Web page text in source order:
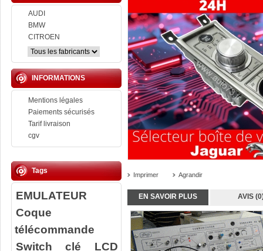
AUDI
BMW
CITROEN
INFORMATIONS
Mentions légales
Paiements sécurisés
Tarif livraison
cgv
Tags
EMULATEUR
Coque
télécommande
Switch clé
LCD
Imprimer Agrandir
EN SAVOIR PLUS AVIS